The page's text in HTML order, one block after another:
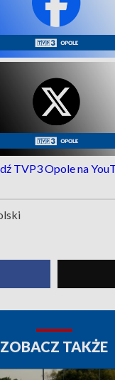
ZOBACZ TAKŻE